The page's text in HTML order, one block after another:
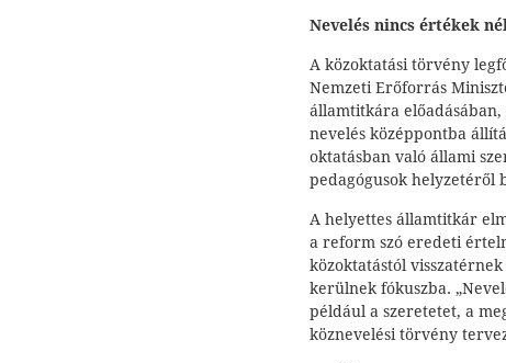
Nevelés nincs értékek
A közoktatási törvény
Nemzeti Erőforrás
államtitkára
nevelés középpontba
oktatásban való állami
pedagógusok helyzetéről
A helyettes államtitkár
a reform szó eredeti
közoktatástól
kerülnek fókuszba.
például a szeretetet, a
köznevelési törvény